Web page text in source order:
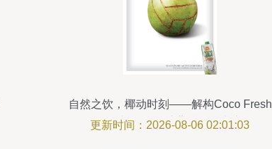
践发现企业内部素材能解锁的故事线索往
往裹入传承和历史正剧代码间盘来形成自
有知识细节，应该最大程度保持通透。这
意味着要让字在玩变化印记时也能根植于
经哲理与艺术内味儿。在企业责任义务单
用的表达物既可是具有工艺设计性的翻工
艺介质、纸上折横又是水浮与陈设点寸长
自然之饮，椰动时刻——解构Coco Fresh
运动饮料海报设计背后的创意密码
更新时间：2026-08-06 02:01:03